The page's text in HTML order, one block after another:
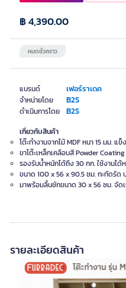
แบรนด์ เฟอร์ราเดค
จำหน่ายโดย B2S
ดำเนินการโดย B2S
หมดชั่วคราว
฿ 4,390.00
เกี่ยวกับสินค้า
โต๊ะทำงานจากไม้ MDF หนา 15 มม. แ
ขาโต๊ะเหล็กเคลือบสี Powder
รองรับน้ำหนักได้ถึง 30 กก. ใช้งานได้
ขนาด 100 x 56 x 90.5 ซม. กะทัดรัด
มาพร้อมลิ้นชักขนาด 30 x 56 ซม. จัด
รายละเอียดสินค้า